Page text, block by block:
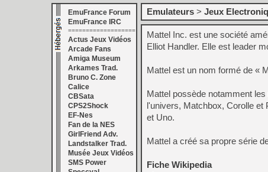
EmuFrance Forum
EmuFrance IRC
===================
Actus Jeux Vidéos
Arcade Fans
Amiga Museum
Arkames Trad.
Bruno C. Zone
Calice
CBSata
CPS2Shock
EF-Nes
Fan de la NES
GirlFriend Adv.
Landstalker Trad.
Musée Jeux Vidéos
SMS Power
Emulateurs > Jeux
Mattel Inc. est une société
Elliot Handler. Elle est leader
Mattel est un nom formé de «
Mattel possède notamment
l'univers, Matchbox, Corolle et
et Uno.
Mattel a créé sa propre série
Fiche Wikipedia